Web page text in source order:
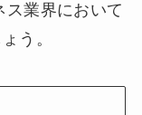
業界において
う。